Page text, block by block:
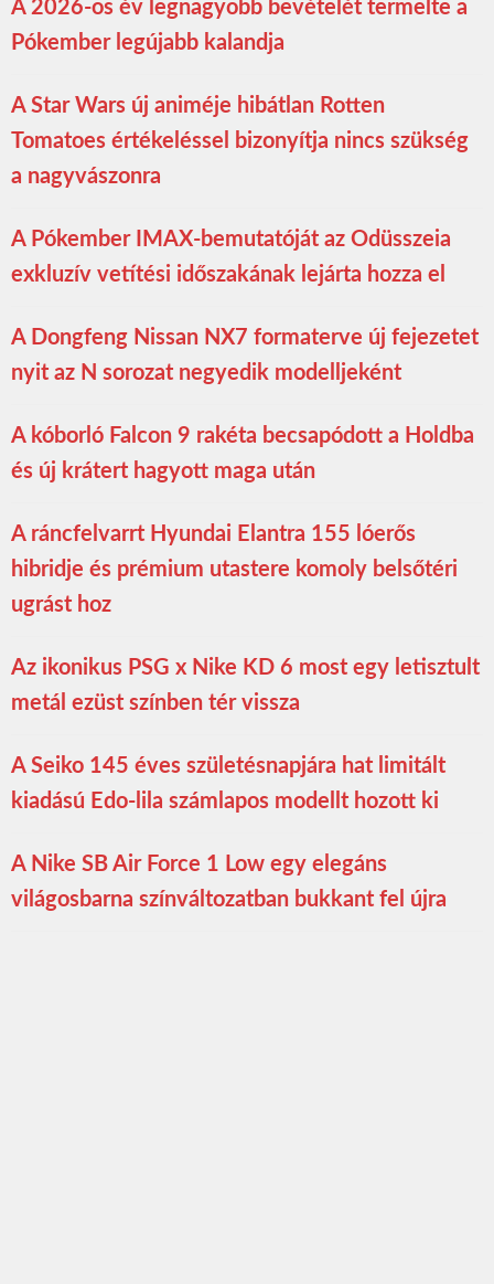
A 2026-os év legnagyobb bevételét termelte a
Pókember legújabb kalandja
A Star Wars új animéje hibátlan Rotten
Tomatoes értékeléssel bizonyítja nincs szükség
a nagyvászonra
A Pókember IMAX-bemutatóját az Odüsszeia
exkluzív vetítési időszakának lejárta hozza el
A Dongfeng Nissan NX7 formaterve új fejezetet
nyit az N sorozat negyedik modelljeként
A kóborló Falcon 9 rakéta becsapódott a Holdba
és új krátert hagyott maga után
A ráncfelvarrt Hyundai Elantra 155 lóerős
hibridje és prémium utastere komoly belsőtéri
ugrást hoz
Az ikonikus PSG x Nike KD 6 most egy letisztult
metál ezüst színben tér vissza
A Seiko 145 éves születésnapjára hat limitált
kiadású Edo-lila számlapos modellt hozott ki
A Nike SB Air Force 1 Low egy elegáns
világosbarna színváltozatban bukkant fel újra